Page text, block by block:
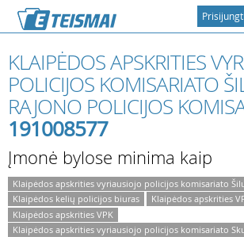
Prisijungti
KLAIPĖDOS APSKRITIES
POLICIJOS KOMISARIATO
RAJONO POLICIJOS
191008577
Įmonė bylose minima kaip
Klaipėdos apskrities vyriausiojo policijos komisariato
Klaipėdos kelių policijos biuras
Klaipėdos apskrities
Klaipėdos apskrities VPK
Klaipėdos apskrities vyriausiojo policijos komisariato